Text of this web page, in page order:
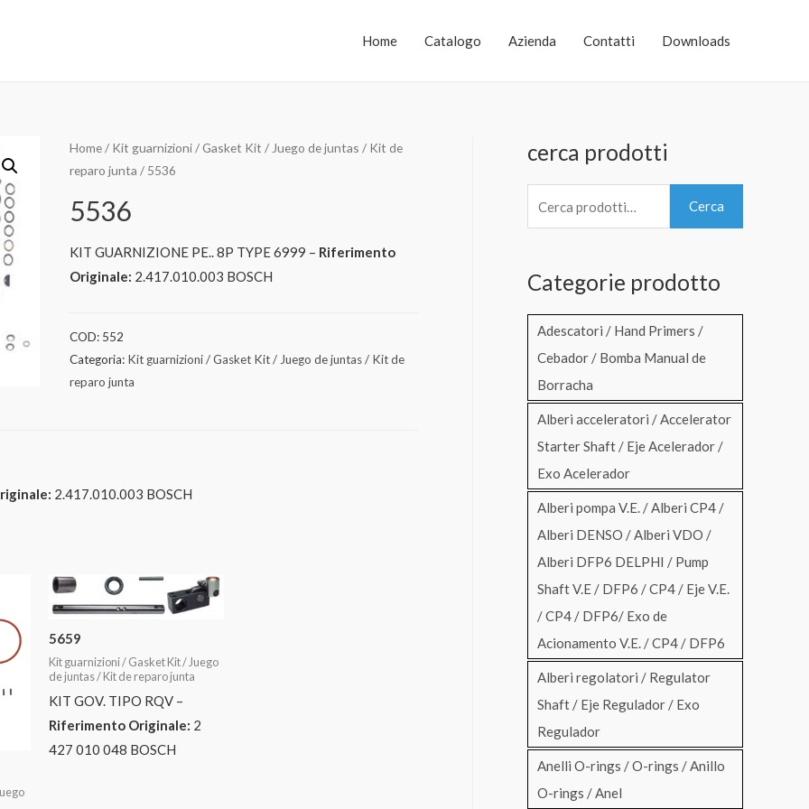
Home Catalogo Azienda Contatti Downloads
Home/ Kit guarnizioni / Gasket Kit / Juego de juntas / Kit de
reparo junta / 5536
5536
KIT GUARNIZIONE PE.. 8P TYPE 6999 – Riferimento
Originale: 2.417.010.003 BOSCH
COD: 552
Categoria: Kit guarnizioni / Gasket Kit / Juego de juntas / Kit de
reparo junta
2.417.010.003 BOSCH
5659
Kit guarnizioni / Gasket Kit / Juego
de juntas / Kit de reparo junta
KIT GOV. TIPO RQV –
Riferimento Originale: 2
427 010 048 BOSCH
cerca prodotti
e
c
Cerca
Categorie prodotto
Adescatori / Hand Primers /
Cebador / Bomba Manual de
Borracha
Alberi acceleratori / Accelerator
Starter Shaft / Eje Acelerador /
Exo Acelerador
Alberi pompa V.E. / Alberi CP4 /
Alberi DENSO / Alberi VDO /
Alberi DFP6 DELPHI / Pump
Shaft V.E / DFP6 / CP4 / Eje V.E.
/ CP4 / DFP6/ Exo de
Acionamento V.E. / CP4 / DFP6
Alberi regolatori / Regulator
Shaft / Eje Regulador / Exo
Regulador
Anelli O-rings / O-rings / Anillo
O-rings / Anel